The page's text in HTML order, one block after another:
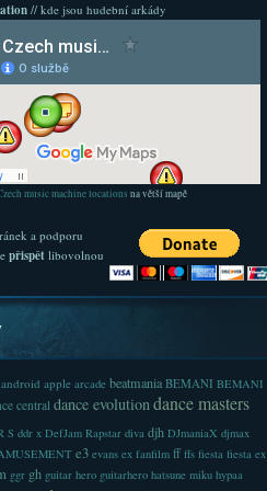
// kde jsou hudební arkády
music machine locations na větší mapě
a podporu
přispětlibovolnou
android apple arcade beatmania BEMANI BEMANI
central dance evolutiondance masters
S ddr x DefJam Rapstar diva djh DJmaniaX djmax
e3 evans ex fanfilm ff ffs fiesta fiesta ex
ggr gh guitar hero guitarhero hatsune miku hypaa